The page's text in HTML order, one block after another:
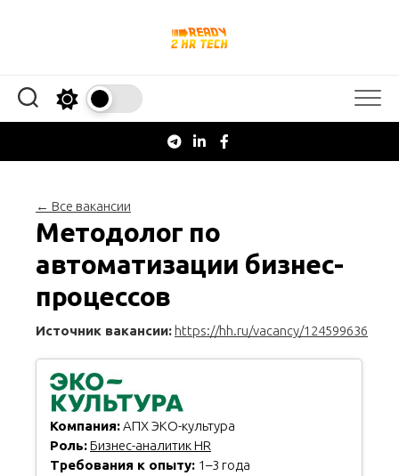
← Все вакансии
Методолог по
автоматизации бизнес-
процессов
Источник вакансии: https://hh.ru/vacancy/124599636
Компания:АПХ ЭКО-культура
Роль:Бизнес-аналитик HR
Требования к опыту: 1–3 года